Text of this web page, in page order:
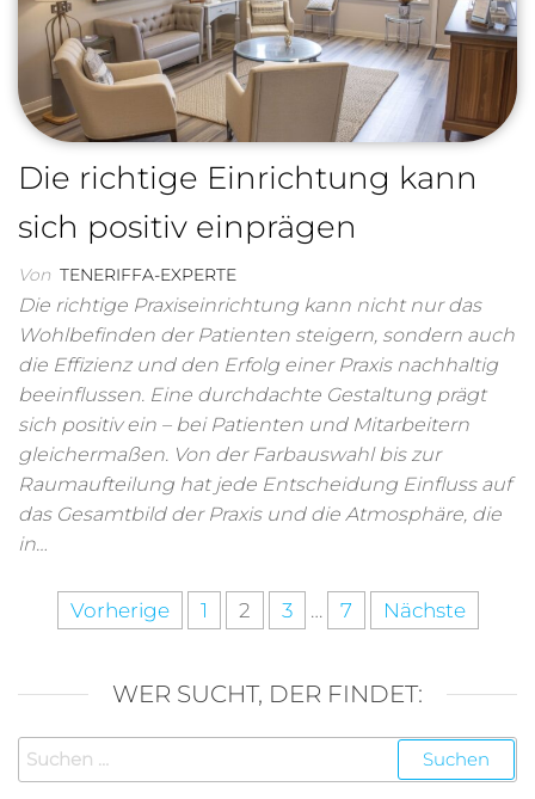
Die richtige Einrichtung kann
sich positiv einprägen
Von TENERIFFA-EXPERTE
Die richtige Praxiseinrichtung kann nicht nur das
Wohlbefinden der Patienten steigern, sondern auch
die Effizienz und den Erfolg einer Praxis nachhaltig
beeinflussen. Eine durchdachte Gestaltung prägt
sich positiv ein – bei Patienten und Mitarbeitern
gleichermaßen. Von der Farbauswahl bis zur
Raumaufteilung hat jede Entscheidung Einfluss auf
das Gesamtbild der Praxis und die Atmosphäre, die
in…
Seitennummerierung
Beiträge
Vorherige 1 2 3 … 7 Nächste
WER SUCHT, DER FINDET:
Suchen
nach: